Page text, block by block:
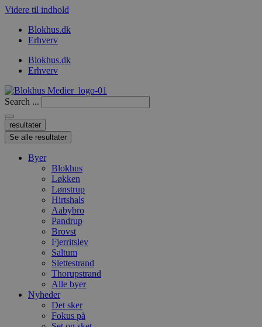
Videre til indhold
Blokhus.dk
Erhverv
Blokhus.dk
Erhverv
Search ...
resultater
Se alle resultater
Byer
Blokhus
Løkken
Lønstrup
Hirtshals
Aabybro
Pandrup
Brovst
Fjerritslev
Saltum
Slettestrand
Thorupstrand
Alle byer
Nyheder
Det sker
Fokus på